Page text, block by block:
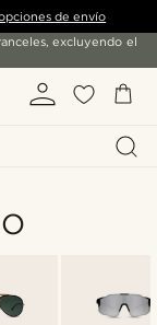
de envío
excluyendo el